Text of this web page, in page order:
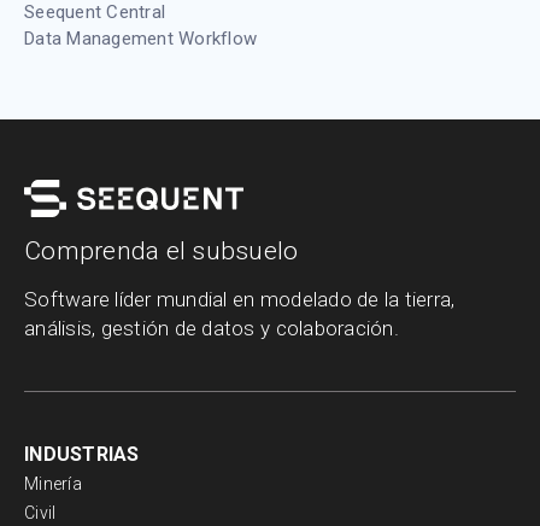
Seequent Central
Data Management Workflow
Comprenda el subsuelo
Software líder mundial en modelado de la tierra,
análisis, gestión de datos y colaboración.
INDUSTRIAS
Minería
Civil